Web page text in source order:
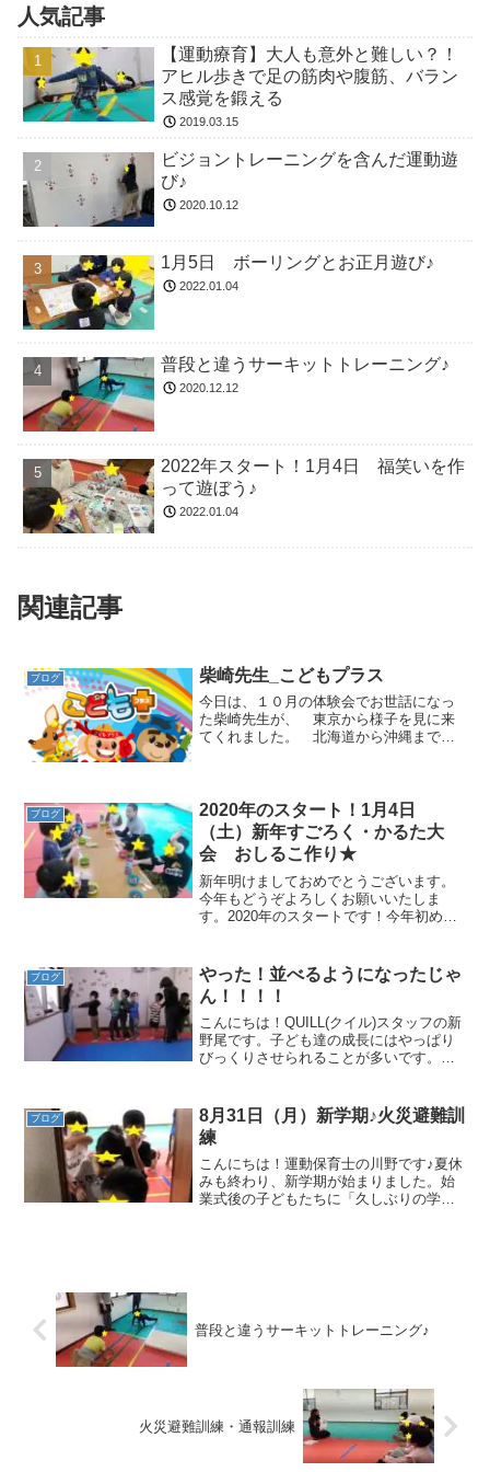
人気記事
【運動療育】大人も意外と難しい？！
アヒル歩きで足の筋肉や腹筋、バラン
ス感覚を鍛える
2019.03.15
ビジョントレーニングを含んだ運動遊
び♪
2020.10.12
1月5日 ボーリングとお正月遊び♪
2022.01.04
普段と違うサーキットトレーニング♪
2020.12.12
2022年スタート！1月4日 福笑いを作
って遊ぼう♪
2022.01.04
関連記事
ブログ 柴崎先生_こどもプラス
今日は、１０月の体験会でお世話になっ
た柴崎先生が、 東京から様子を見に来
てくれました。 北海道から沖縄まで全
転ができるか、適切なアド...
ブログ
2020年のスタート！1月4日
（土）新年すごろく・かるた大
会 おしるこ作り★
新年明けましておめでとうございます。
今年もどうぞよろしくお願いいたしま
す。2020年のスタートです！今年初めて
な活動★お勉強も頑張りました♪冬休みの
宿題もばっちりです...
ブログ
やった！並べるようになったじゃ
ん！！！！
こんにちは！QUILL(クイル)スタッフの新
野尾です。子ども達の成長にはやっぱり
びっくりさせられることが多いです。つ
きるようになったり、率先して皆を並ば
せようとする子が...
ブログ
8月31日（月）新学期♪火災避難訓
練
こんにちは！運動保育士の川野です♪夏休
みも終わり、新学期が始まりました。始
業式後の子どもたちに「久しぶりの学校
普段と違うサーキットトレーニング♪
火災避難訓練・通報訓練